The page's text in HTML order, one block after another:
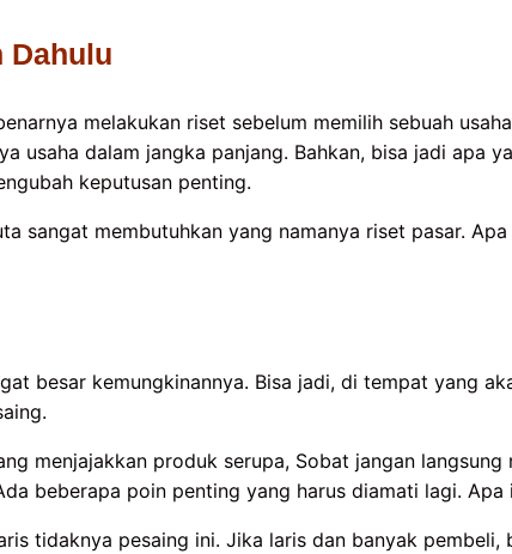
Dahulu
melakukan riset sebelum memilih sebuah
usaha dalam jangka panjang. Bahkan, bisa jadi apa
keputusan penting.
sangat membutuhkan yang namanya riset pasar.
besar kemungkinannya. Bisa jadi, di tempat yang
menjajakkan produk serupa, Sobat jangan langsung
beberapa poin penting yang harus diamati lagi. Apa
tidaknya pesaing ini. Jika laris dan banyak pembeli,